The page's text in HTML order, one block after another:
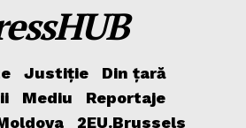
Justiție
Din țară
Mediu
Reportaje
2EU.Brussels